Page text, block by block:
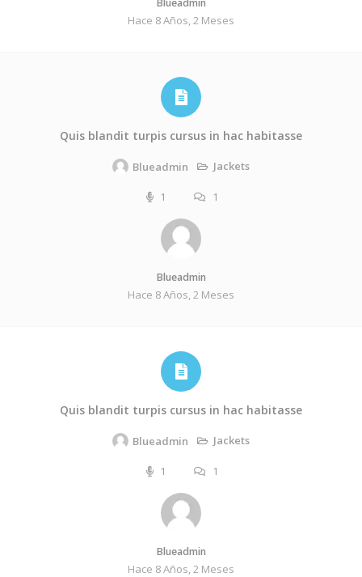
Hace 8 Años, 2 Meses
Quis blandit turpis cursus in hac habitasse
Blueadmin Jackets
1 1
Blueadmin
Hace 8 Años, 2 Meses
Quis blandit turpis cursus in hac habitasse
Blueadmin Jackets
1 1
Blueadmin
Hace 8 Años, 2 Meses